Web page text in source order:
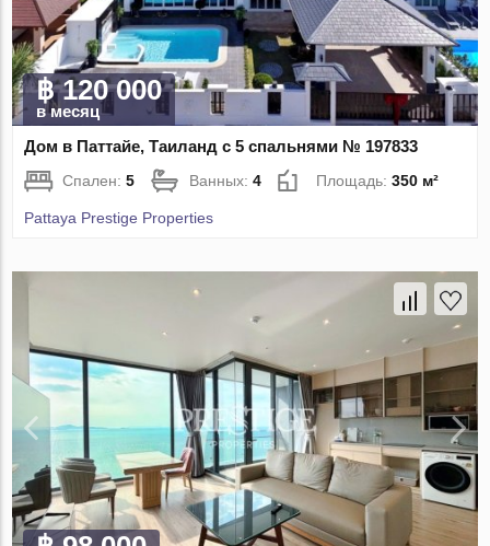
฿ 120 000
в месяц
Дом в Паттайе, Таиланд с 5 спальнями № 197833
Спален:5 Ванных:4 Площадь:350 м²
Pattaya Prestige Properties